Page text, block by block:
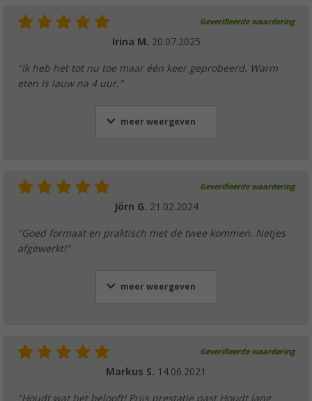
Geverifieerde waardering
Irina M. 20.07.2025
"Ik heb het tot nu toe maar één keer geprobeerd. Warm
eten is lauw na 4 uur."
meer weergeven
Geverifieerde waardering
Jörn G. 21.02.2024
"Goed formaat en praktisch met de twee kommen. Netjes
afgewerkt!"
meer weergeven
Geverifieerde waardering
Markus S. 14.06.2021
"Houdt wat het belooft! Prijs prestatie past Houdt lang